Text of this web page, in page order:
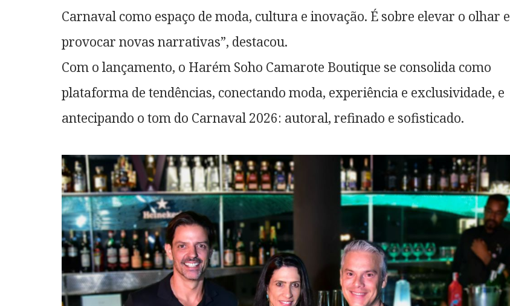
Carnaval como espaço de moda, cultura e inovação. É sobre elevar o olhar e
provocar novas narrativas”, destacou.
Com o lançamento, o Harém Soho Camarote Boutique se consolida como
plataforma de tendências, conectando moda, experiência e exclusividade, e
antecipando o tom do Carnaval 2026: autoral, refinado e sofisticado.